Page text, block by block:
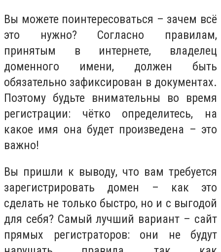
Вы можете поинтересоваться – зачем всё
это нужно? Согласно правилам,
принятым в интернете, владелец
доменного имени, должен быть
обязательно зафиксирован в документах.
Поэтому будьте внимательны во время
регистрации: чётко определитесь, на
какое имя она будет произведена – это
важно!
Вы пришли к выводу, что вам требуется
зарегистрировать домен – как это
сделать не только быстро, но и с выгодой
для себя? Самый лучший вариант – сайт
прямых регистраторов: они не будут